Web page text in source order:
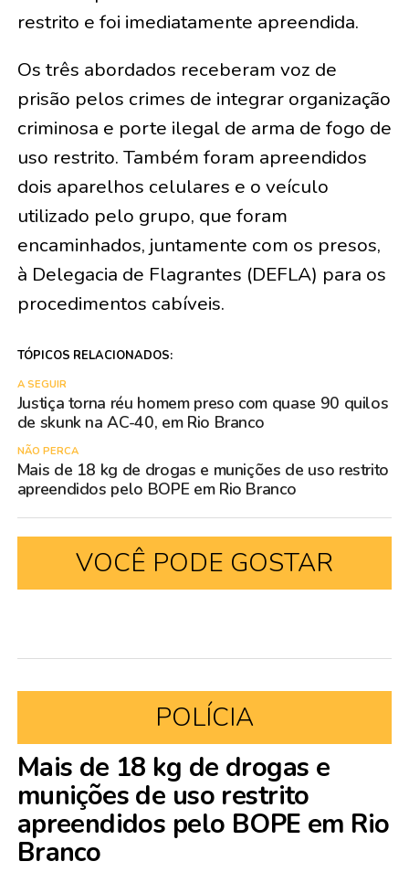
restrito e foi imediatamente apreendida.
Os três abordados receberam voz de
prisão pelos crimes de integrar organização
criminosa e porte ilegal de arma de fogo de
uso restrito. Também foram apreendidos
dois aparelhos celulares e o veículo
utilizado pelo grupo, que foram
encaminhados, juntamente com os presos,
à Delegacia de Flagrantes (DEFLA) para os
procedimentos cabíveis.
TÓPICOS RELACIONADOS:
A SEGUIR
Justiça torna réu homem preso com quase 90 quilos
de skunk na AC-40, em Rio Branco
NÃO PERCA
Mais de 18 kg de drogas e munições de uso restrito
apreendidos pelo BOPE em Rio Branco
VOCÊ PODE GOSTAR
POLÍCIA
Mais de 18 kg de drogas e
munições de uso restrito
apreendidos pelo BOPE em Rio
Branco